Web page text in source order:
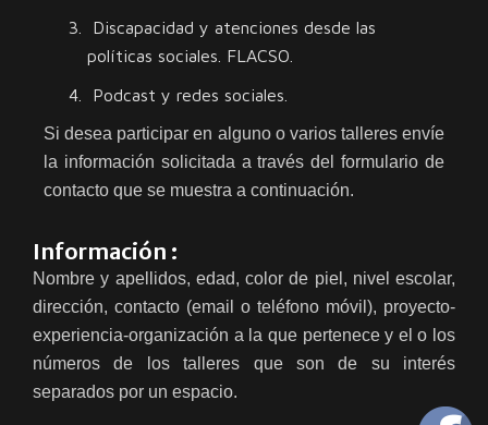
Discapacidad y atenciones desde las
políticas sociales. FLACSO.
Podcast y redes sociales.
Si desea participar en alguno o varios talleres envíe
la información solicitada a través del formulario de
contacto que se muestra a continuación.
Información :
Nombre y apellidos, edad, color de piel, nivel escolar,
dirección, contacto (email o teléfono móvil), proyecto-
experiencia-organización a la que pertenece y el o los
números de los talleres que son de su interés
separados por un espacio.